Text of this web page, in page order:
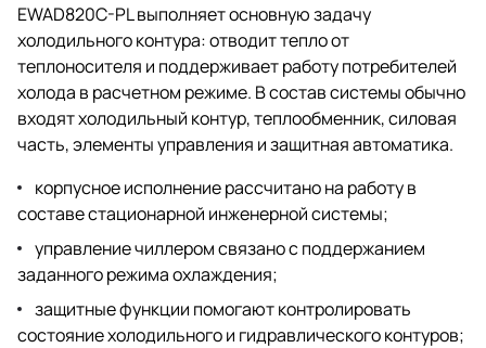
EWAD820C-PL выполняет основную задачу
холодильного контура: отводит тепло от
теплоносителя и поддерживает работу потребителей
холода в расчетном режиме. В состав системы обычно
входят холодильный контур, теплообменник, силовая
часть, элементы управления и защитная автоматика.
корпусное исполнение рассчитано на работу в
составе стационарной инженерной системы;
управление чиллером связано с поддержанием
заданного режима охлаждения;
защитные функции помогают контролировать
состояние холодильного и гидравлического контуров;